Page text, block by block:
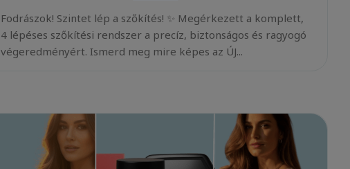
Fodrászok! Szintet lép a szőkítés! ✨ Megérkezett a komplett,
4 lépéses szőkítési rendszer a precíz, biztonságos és ragyogó
végeredményért. Ismerd meg mire képes az ÚJ...